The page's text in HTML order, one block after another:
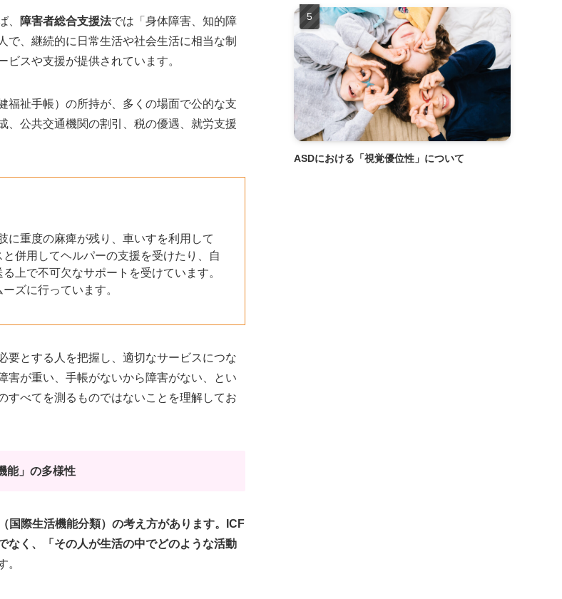
、 障害者総合支援法では「身体障害、知的障
、継続的に日常生活や社会生活に相当な制
スや支援が提供されています。
福祉手帳）の所持が、多くの場面で公的な支
、公共交通機関の割引、税の優遇、就労支援
に重度の麻痺が残り、車いすを利用して
併用してヘルパーの支援を受けたり、自
上で不可欠なサポートを受けています。
ズに行っています。
要とする人を把握し、適切なサービスにつな
害が重い、手帳がないから障害がない、とい
すべてを測るものではないことを理解してお
能」の多様性
国際生活機能分類）の考え方があります。ICF
なく、「その人が生活の中でどのような活動
。
ASDにおける「視覚優位性」について